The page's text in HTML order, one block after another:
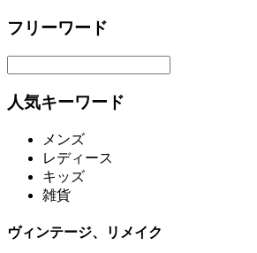
フリーワード
人気キーワード
メンズ
レディース
キッズ
雑貨
ヴィンテージ、リメイク